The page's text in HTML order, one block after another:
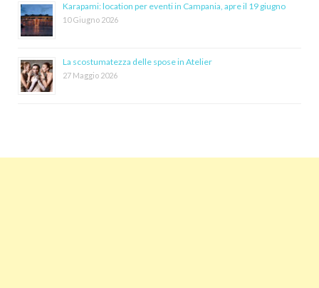
Karapami: location per eventi in Campania, apre il 19 giugno
10 Giugno 2026
La scostumatezza delle spose in Atelier
27 Maggio 2026